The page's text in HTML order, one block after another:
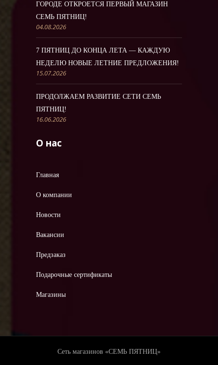
ГОРОДЕ ОТКРОЕТСЯ ПЕРВЫЙ МАГАЗИН
СЕМЬ ПЯТНИЦ!
04.08.2026
7 ПЯТНИЦ ДО КОНЦА ЛЕТА — КАЖДУЮ
НЕДЕЛЮ НОВЫЕ ЛЕТНИЕ ПРЕДЛОЖЕНИЯ!
15.07.2026
ПРОДОЛЖАЕМ РАЗВИТИЕ СЕТИ СЕМЬ
ПЯТНИЦ!
16.06.2026
О нас
Главная
О компании
Новости
Вакансии
Предзаказ
Подарочные сертификаты
Магазины
Сеть магазинов «СЕМЬ ПЯТНИЦ»